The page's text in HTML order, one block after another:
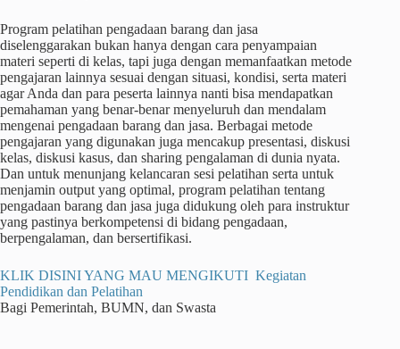
Program pelatihan pengadaan barang dan jasa
diselenggarakan bukan hanya dengan cara penyampaian
materi seperti di kelas, tapi juga dengan memanfaatkan metode
pengajaran lainnya sesuai dengan situasi, kondisi, serta materi
agar Anda dan para peserta lainnya nanti bisa mendapatkan
pemahaman yang benar-benar menyeluruh dan mendalam
mengenai pengadaan barang dan jasa. Berbagai metode
pengajaran yang digunakan juga mencakup presentasi, diskusi
kelas, diskusi kasus, dan sharing pengalaman di dunia nyata.
Dan untuk menunjang kelancaran sesi pelatihan serta untuk
menjamin output yang optimal, program pelatihan tentang
pengadaan barang dan jasa juga didukung oleh para instruktur
yang pastinya berkompetensi di bidang pengadaan,
berpengalaman, dan bersertifikasi.
KLIK DISINI YANG MAU MENGIKUTI Kegiatan
Pendidikan dan Pelatihan
Bagi Pemerintah, BUMN, dan Swasta